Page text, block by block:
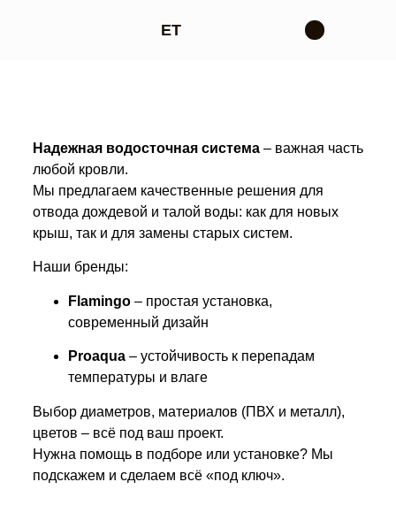
ET
Надежная водосточная система– важная часть
любой кровли.
Мы предлагаем качественные решения для
отвода дождевой и талой воды: как для новых
крыш, так и для замены старых систем.
Наши бренды:
Flamingo– простая установка,
современный дизайн
Proaqua– устойчивость к перепадам
температуры и влаге
Выбор диаметров, материалов (ПВХ и металл),
цветов – всё под ваш проект.
Нужна помощь в подборе или установке? Мы
подскажем и сделаем всё «под ключ».